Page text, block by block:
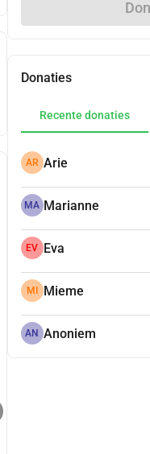
Donaties
Recente donaties
AR Arie
MA Marianne
EV Eva
MI Mieme
AN Anoniem